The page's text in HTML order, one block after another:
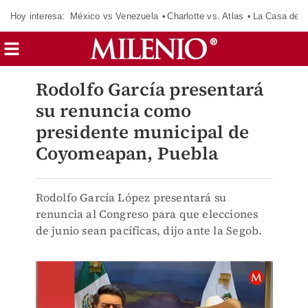
Hoy interesa: México vs Venezuela Charlotte vs. Atlas La Casa de
Rodolfo García presentará
su renuncia como
presidente municipal de
Coyomeapan, Puebla
Rodolfo García López presentará su
renuncia al Congreso para que elecciones
de junio sean pacíficas, dijo ante la Segob.